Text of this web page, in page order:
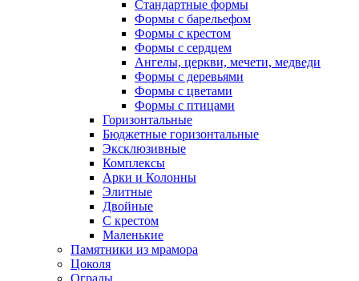
Стандартные формы
Формы с барельефом
Формы с крестом
Формы с сердцем
Ангелы, церкви, мечети, медведи
Формы с деревьями
Формы с цветами
Формы с птицами
Горизонтальные
Бюджетные горизонтальные
Эксклюзивные
Комплексы
Арки и Колонны
Элитные
Двойные
С крестом
Маленькие
Памятники из мрамора
Цоколя
Ограды